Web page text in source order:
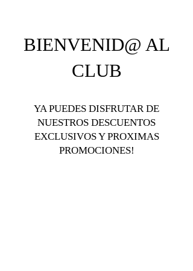
BIENVENID@ AL
CLUB
YA PUEDES DISFRUTAR DE
NUESTROS DESCUENTOS
EXCLUSIVOS Y PROXIMAS
PROMOCIONES!